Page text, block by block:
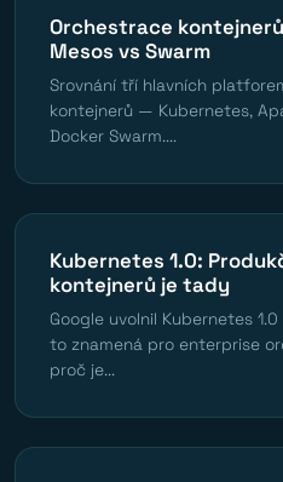
Orchestrace
Mesos vs Swarm
Srovnání tří hlavních
kontejnerů — Kubernetes,
Docker Swarm....
Kubernetes 1.0:
kontejnerů je tady
Google uvolnil Kubernetes
to znamená pro enterprise
proč je...